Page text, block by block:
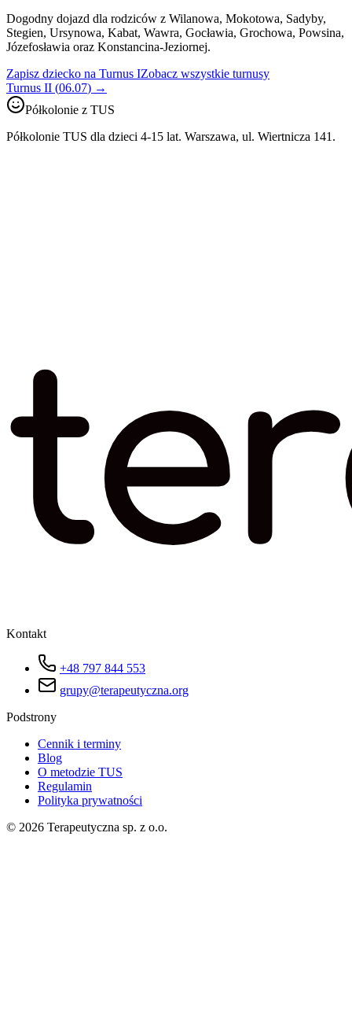
Dogodny dojazd dla rodziców z Wilanowa, Mokotowa, Sadyby,
Stegien, Ursynowa, Kabat, Wawra, Gocławia, Grochowa, Powsina,
Józefosławia oraz Konstancina-Jeziornej.
Zapisz dziecko na Turnus IZobacz wszystkie turnusy
Turnus II (06.07) →
Półkolonie z TUS
Półkolonie TUS dla dzieci 4-15 lat. Warszawa, ul. Wiertnicza 141.
Kontakt
+48 797 844 553
grupy@terapeutyczna.org
Podstrony
Cennik i terminy
Blog
O metodzie TUS
Regulamin
Polityka prywatności
© 2026 Terapeutyczna sp. z o.o.